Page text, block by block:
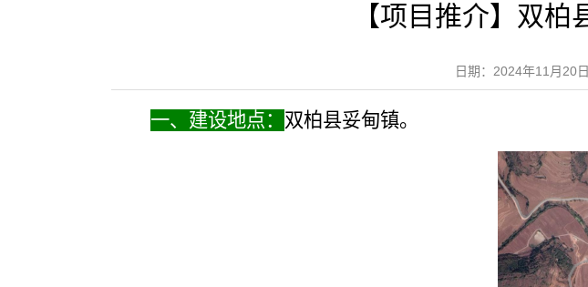
【项目推介】双柏
日期：2024年11月
一、建设地点： 双柏县妥甸镇。